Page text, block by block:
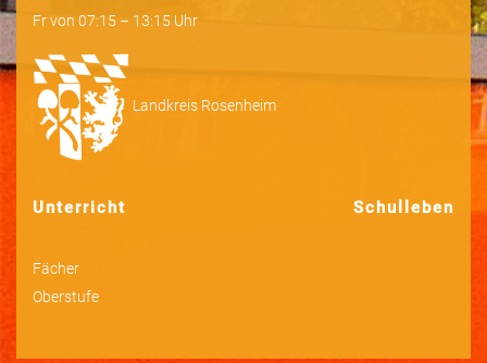
Fr von 07:15 – 13:15 Uhr
Landkreis Rosenheim
Unterricht
Fächer
Oberstufe
Schulleben